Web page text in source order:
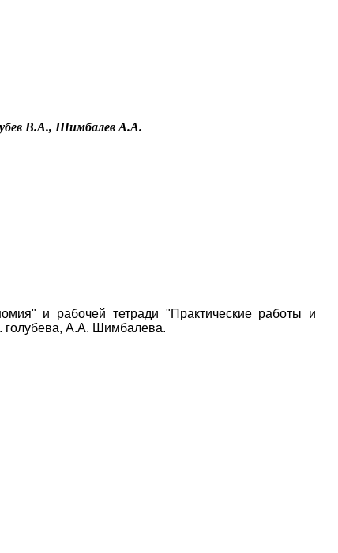
В.А., Шимбалев А.А.
и рабочей тетради "Практические работы и
голубева, А.А. Шимбалева.